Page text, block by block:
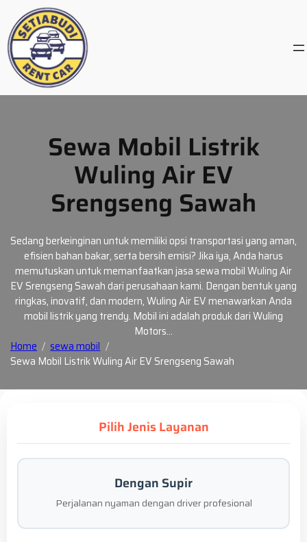
content
Sewa Mobil Listrik
Wuling Air EV
Srengseng Sawah
Sedang berkeinginan untuk memiliki opsi transportasi yang aman,
efisien bahan bakar, serta bersih emisi? Jika iya, Anda harus
memutuskan untuk memanfaatkan jasa sewa mobil Wuling Air
EV Srengseng Sawah dari perusahaan kami. Dengan bentuk yang
ringkas, inovatif, dan modern, Wuling Air EV menawarkan Anda
mobil listrik yang trendy. Mobil ini adalah produk dari Wuling
Motors…
Home
sewa mobil
Sewa Mobil Listrik Wuling Air EV Srengseng Sawah
Pilih Jenis Layanan
Dengan Supir
Perjalanan nyaman dengan driver profesional